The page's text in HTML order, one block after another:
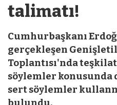
talimatı!
Cumhurbaşkanı
gerçekleşen
Toplantısı'nda
söylemler konusunda
sert söylemler